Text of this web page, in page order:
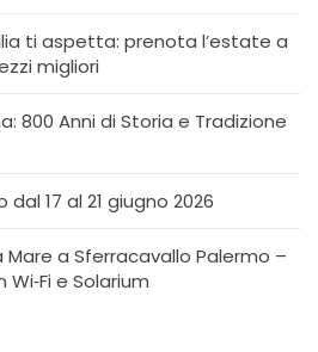
ti aspetta: prenota l’estate a
migliori
800 Anni di Storia e Tradizione
dal 17 al 21 giugno 2026
Mare a Sferracavallo Palermo –
e Solarium